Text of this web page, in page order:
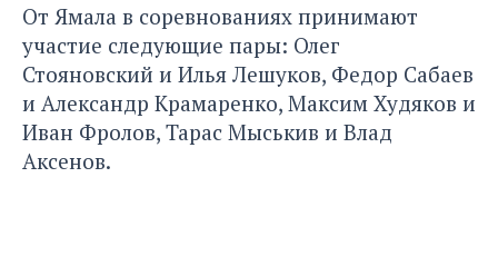
От Ямала в соревнованиях принимают
участие следующие пары: Олег
Стояновский и Илья Лешуков, Федор Сабаев
и Александр Крамаренко, Максим Худяков и
Иван Фролов, Тарас Мыськив и Влад
Аксенов.